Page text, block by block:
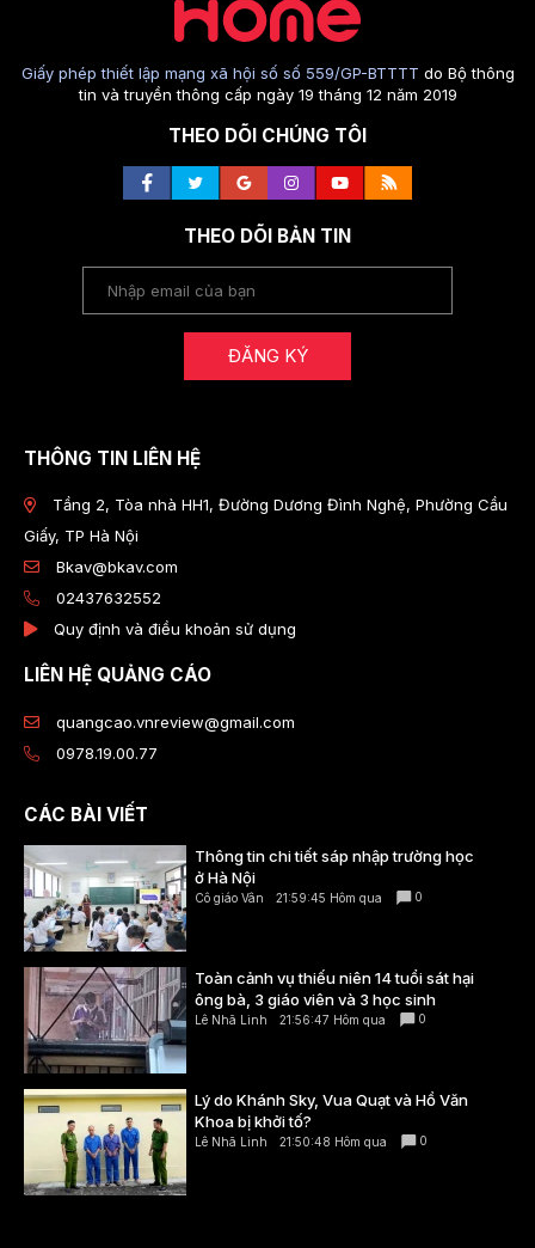
Giấy phép thiết lập mạng xã hội số số 559/GP-BTTTT do Bộ thông
tin và truyền thông cấp ngày 19 tháng 12 năm 2019
THEO DÕI CHÚNG TÔI
THEO DÕI BẢN TIN
ĐĂNG KÝ
THÔNG TIN LIÊN HỆ
Tầng 2, Tòa nhà HH1, Đường Dương Đình Nghệ, Phường Cầu
Giấy, TP Hà Nội
Bkav@bkav.com
02437632552
Quy định và điều khoản sử dụng
LIÊN HỆ QUẢNG CÁO
quangcao.vnreview@gmail.com
0978.19.00.77
CÁC BÀI VIẾT
Thông tin chi tiết sáp nhập trường học
ở Hà Nội
Cô giáo Vân 21:59:45 Hôm qua 0
Toàn cảnh vụ thiếu niên 14 tuổi sát hại
ông bà, 3 giáo viên và 3 học sinh
Lê Nhã Linh 21:56:47 Hôm qua 0
Lý do Khánh Sky, Vua Quạt và Hồ Văn
Khoa bị khởi tố?
Lê Nhã Linh 21:50:48 Hôm qua 0